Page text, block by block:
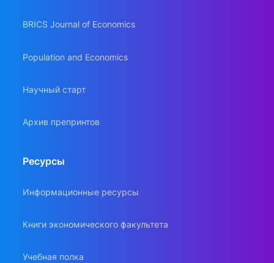
BRICS Journal of Economics
Population and Economics
Научный старт
Архив препринтов
Ресурсы
Информационные ресурсы
Книги экономического факультета
Учебная полка